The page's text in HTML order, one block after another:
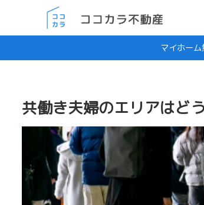
マイホー
共働き夫婦のエリアはど